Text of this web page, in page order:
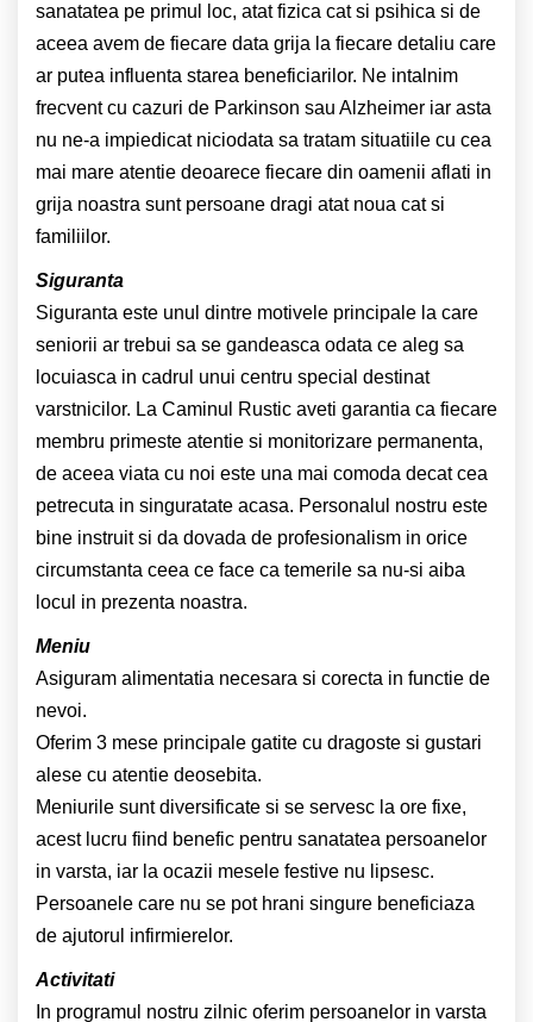
sanatatea pe primul loc, atat fizica cat si psihica si de
aceea avem de fiecare data grija la fiecare detaliu care
ar putea influenta starea beneficiarilor. Ne intalnim
frecvent cu cazuri de Parkinson sau Alzheimer iar asta
nu ne-a impiedicat niciodata sa tratam situatiile cu cea
mai mare atentie deoarece fiecare din oamenii aflati in
grija noastra sunt persoane dragi atat noua cat si
familiilor.
Siguranta
Siguranta este unul dintre motivele principale la care
seniorii ar trebui sa se gandeasca odata ce aleg sa
locuiasca in cadrul unui centru special destinat
varstnicilor. La Caminul Rustic aveti garantia ca fiecare
membru primeste atentie si monitorizare permanenta,
de aceea viata cu noi este una mai comoda decat cea
petrecuta in singuratate acasa. Personalul nostru este
bine instruit si da dovada de profesionalism in orice
circumstanta ceea ce face ca temerile sa nu-si aiba
locul in prezenta noastra.
Meniu
Asiguram alimentatia necesara si corecta in functie de
nevoi.
Oferim 3 mese principale gatite cu dragoste si gustari
alese cu atentie deosebita.
Meniurile sunt diversificate si se servesc la ore fixe,
acest lucru fiind benefic pentru sanatatea persoanelor
in varsta, iar la ocazii mesele festive nu lipsesc.
Persoanele care nu se pot hrani singure beneficiaza
de ajutorul infirmierelor.
Activitati
In programul nostru zilnic oferim persoanelor in varsta